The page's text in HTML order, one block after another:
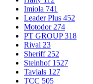
Imiola 741
Leader Plus 452
Motodor 274
PT GROUP 318
Rival 23
Sheriff 252
Steinhof 1527
Tavials 127
TCC 505